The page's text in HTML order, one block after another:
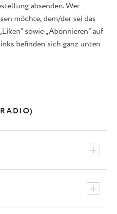
absenden. Wer
möchte, dem/der sei das
sowie „Abonnieren“ auf
befinden sich ganz unten
+
+